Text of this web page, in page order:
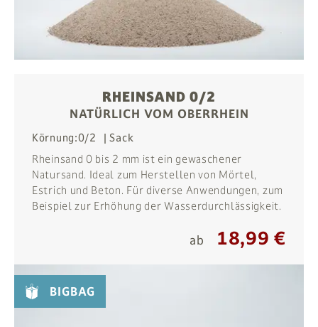
RHEINSAND 0/2
NATÜRLICH VOM OBERRHEIN
Körnung:0/2
Sack
Rheinsand 0 bis 2 mm ist ein gewaschener
Natursand. Ideal zum Herstellen von Mörtel,
Estrich und Beton. Für diverse Anwendungen, zum
Beispiel zur Erhöhung der Wasserdurchlässigkeit.
ab 18,99 €
BIGBAG